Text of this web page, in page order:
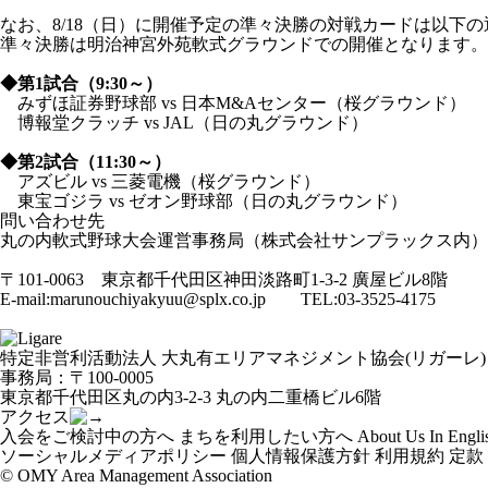
なお、8/18（日）に開催予定の準々決勝の対戦カードは以下の
準々決勝は明治神宮外苑軟式グラウンドでの開催となります。
◆第1試合（9:30～）
みずほ証券野球部 vs 日本M&Aセンター（桜グラウンド）
博報堂クラッチ vs JAL（日の丸グラウンド）
◆第2試合（11:30～）
アズビル vs 三菱電機（桜グラウンド）
東宝ゴジラ vs ゼオン野球部（日の丸グラウンド）
問い合わせ先
丸の内軟式野球大会運営事務局（株式会社サンプラックス内）
〒101-0063 東京都千代田区神田淡路町1-3-2 廣屋ビル8階
E-mail:marunouchiyakyuu@splx.co.jp TEL:03-3525-4175
特定非営利活動法人 大丸有エリアマネジメント協会(リガーレ)
事務局：〒100-0005
東京都千代田区丸の内3-2-3 丸の内二重橋ビル6階
アクセス
入会をご検討中の方へ まちを利用したい方へ About Us In
ソーシャルメディアポリシー 個人情報保護方針 利用規約 定款
© OMY Area Management Association